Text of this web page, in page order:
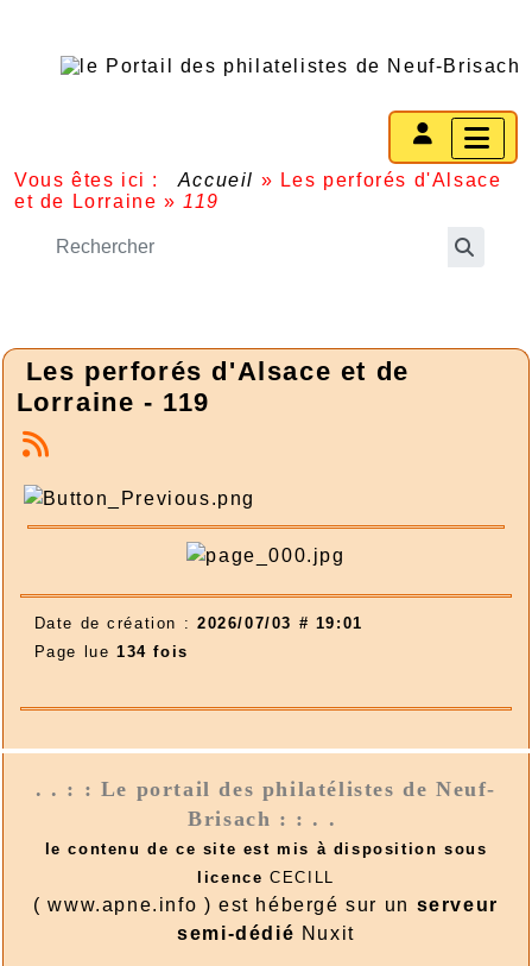
Vous êtes ici : Accueil » Les perforés d'Alsace
et de Lorraine » 119
Les perforés d'Alsace et de
Lorraine - 119
Date de création : 2026/07/03 # 19:01
Page lue 134 fois
. . : : Le portail des philatélistes de Neuf-
Brisach : : . .
le contenu de ce site est mis à disposition sous
licence CECILL
( www.apne.info ) est hébergé sur un serveur
semi-dédié Nuxit